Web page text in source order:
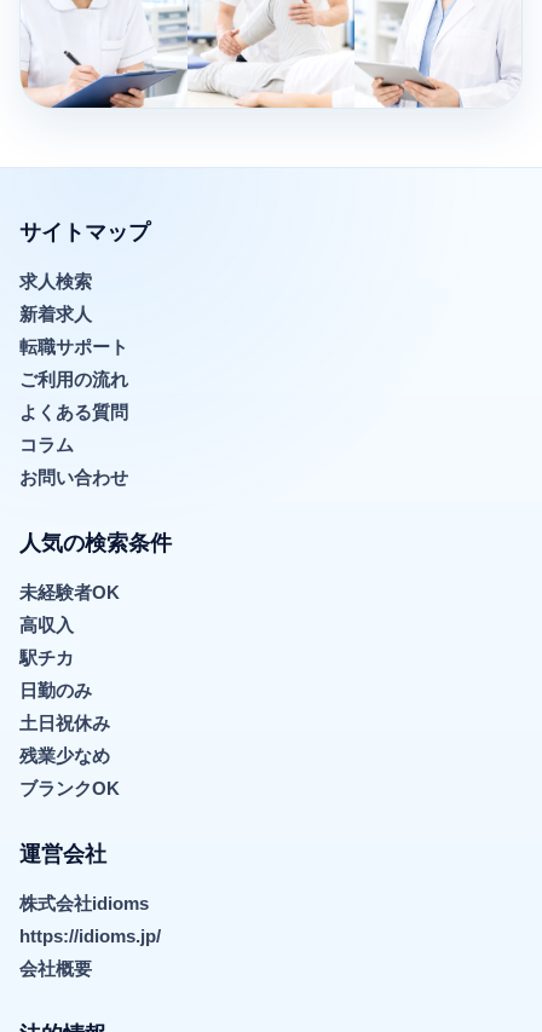
サイトマップ
求人検索
新着求人
転職サポート
ご利用の流れ
よくある質問
コラム
お問い合わせ
人気の検索条件
未経験者OK
高収入
駅チカ
日勤のみ
土日祝休み
残業少なめ
ブランクOK
運営会社
株式会社idioms
https://idioms.jp/
会社概要